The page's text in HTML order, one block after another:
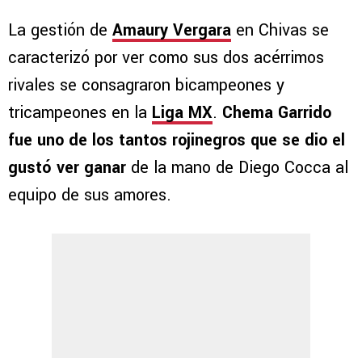
La gestión de Amaury Vergara en Chivas se
caracterizó por ver como sus dos acérrimos
rivales se consagraron bicampeones y
tricampeones en la Liga MX. Chema Garrido
fue uno de los tantos rojinegros que se dio el
gustó ver ganar de la mano de Diego Cocca al
equipo de sus amores.